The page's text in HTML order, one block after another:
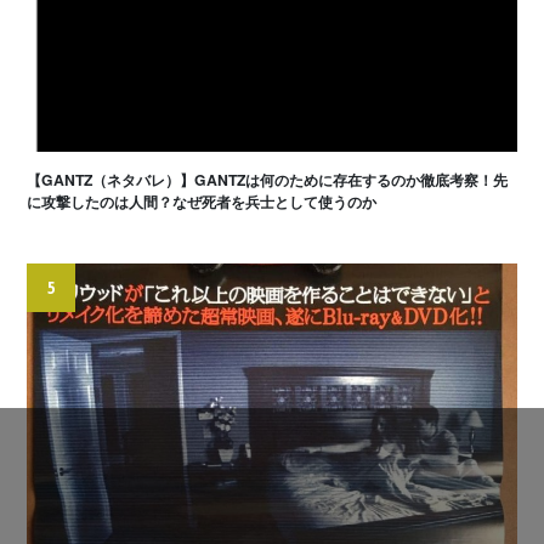
【GANTZ（ネタバレ）】GANTZは何のために存在するのか徹底考察！先
に攻撃したのは人間？なぜ死者を兵士として使うのか
5